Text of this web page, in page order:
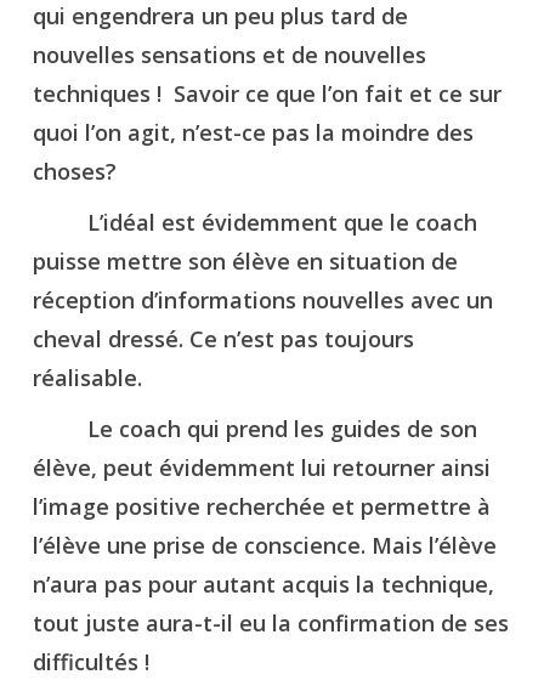
qui engendrera un peu plus tard de
nouvelles sensations et de nouvelles
techniques ! Savoir ce que l’on fait et ce sur
quoi l’on agit, n’est-ce pas la moindre des
choses?
L’idéal est évidemment que le coach
puisse mettre son élève en situation de
réception d’informations nouvelles avec un
cheval dressé. Ce n’est pas toujours
réalisable.
Le coach qui prend les guides de son
élève, peut évidemment lui retourner ainsi
l’image positive recherchée et permettre à
l’élève une prise de conscience. Mais l’élève
n’aura pas pour autant acquis la technique,
tout juste aura-t-il eu la confirmation de ses
difficultés !